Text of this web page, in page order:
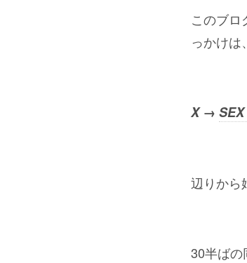
このブロ
っかけは、
X →
辺りから
30半ばの